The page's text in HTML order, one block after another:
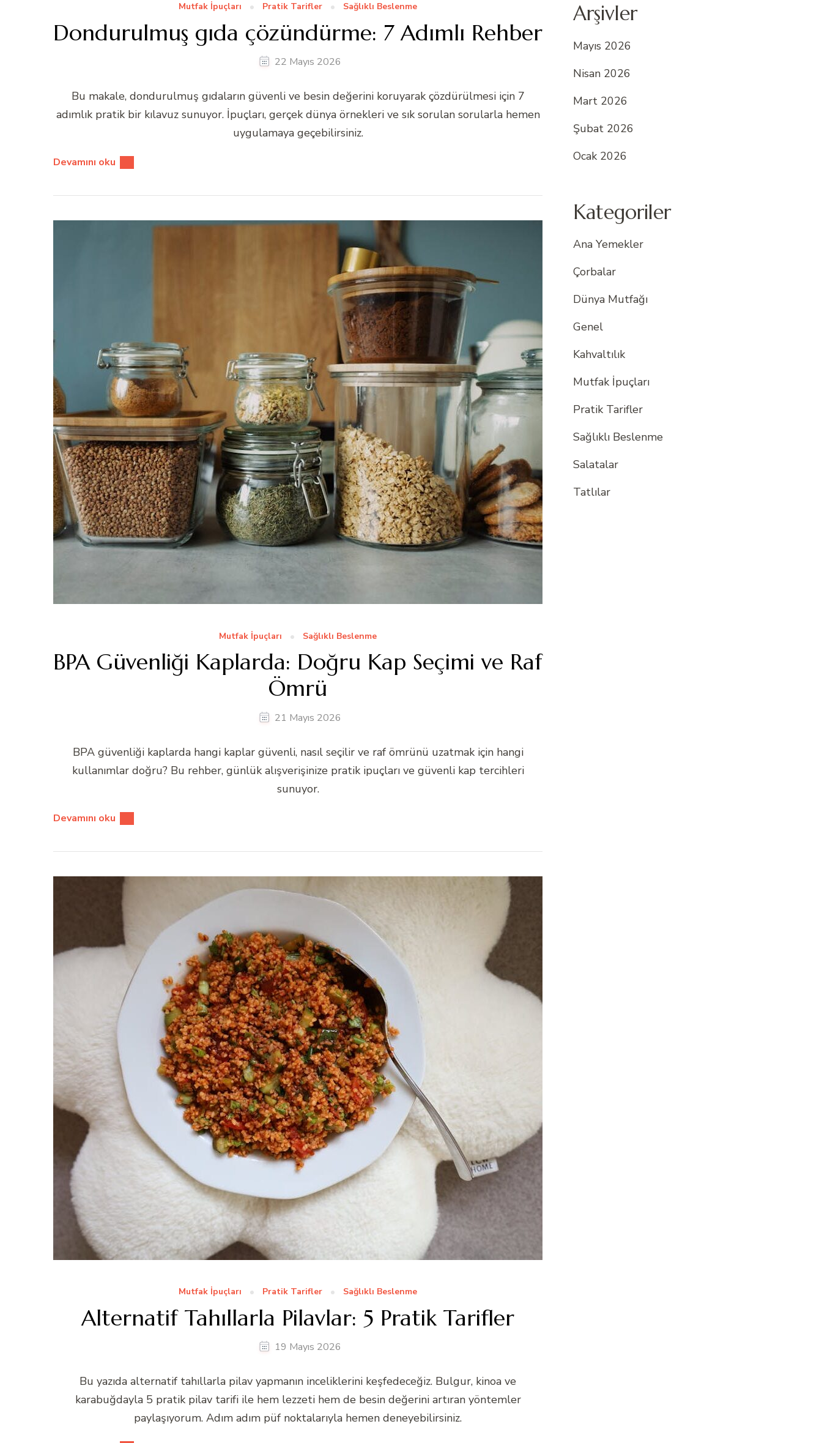
Mutfak İpuçları Pratik Tarifler Sağlıklı Beslenme
Dondurulmuş gıda çözündürme: 7 Adımlı Rehber
22 Mayıs 2026
Bu makale, dondurulmuş gıdaların güvenli ve besin değerini koruyarak çözdürülmesi için 7
adımlık pratik bir kılavuz sunuyor. İpuçları, gerçek dünya örnekleri ve sık sorulan sorularla hemen
uygulamaya geçebilirsiniz.
Devamını oku
Mutfak İpuçları Sağlıklı Beslenme
BPA Güvenliği Kaplarda: Doğru Kap Seçimi ve Raf
Ömrü
21 Mayıs 2026
BPA güvenliği kaplarda hangi kaplar güvenli, nasıl seçilir ve raf ömrünü uzatmak için hangi
kullanımlar doğru? Bu rehber, günlük alışverişinize pratik ipuçları ve güvenli kap tercihleri
sunuyor.
Devamını oku
Mutfak İpuçları Pratik Tarifler Sağlıklı Beslenme
Alternatif Tahıllarla Pilavlar: 5 Pratik Tarifler
19 Mayıs 2026
Bu yazıda alternatif tahıllarla pilav yapmanın inceliklerini keşfedeceğiz. Bulgur, kinoa ve
karabuğdayla 5 pratik pilav tarifi ile hem lezzeti hem de besin değerini artıran yöntemler
paylaşıyorum. Adım adım püf noktalarıyla hemen deneyebilirsiniz.
Arşivler
Mayıs 2026
Nisan 2026
Mart 2026
Şubat 2026
Ocak 2026
Kategoriler
Ana Yemekler
Çorbalar
Dünya Mutfağı
Genel
Kahvaltılık
Mutfak İpuçları
Pratik Tarifler
Sağlıklı Beslenme
Salatalar
Tatlılar